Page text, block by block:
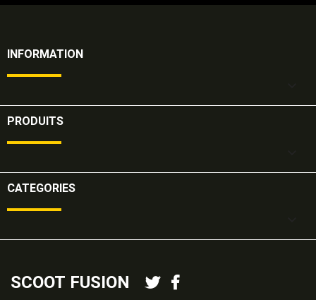
INFORMATION
PRODUITS
CATEGORIES
SCOOT FUSION